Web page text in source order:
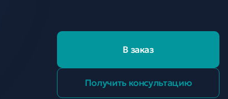
В заказ
Получить консультацию